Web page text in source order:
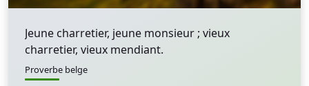
Jeune charretier, jeune monsieur ; vieux
charretier, vieux mendiant.
Proverbe belge